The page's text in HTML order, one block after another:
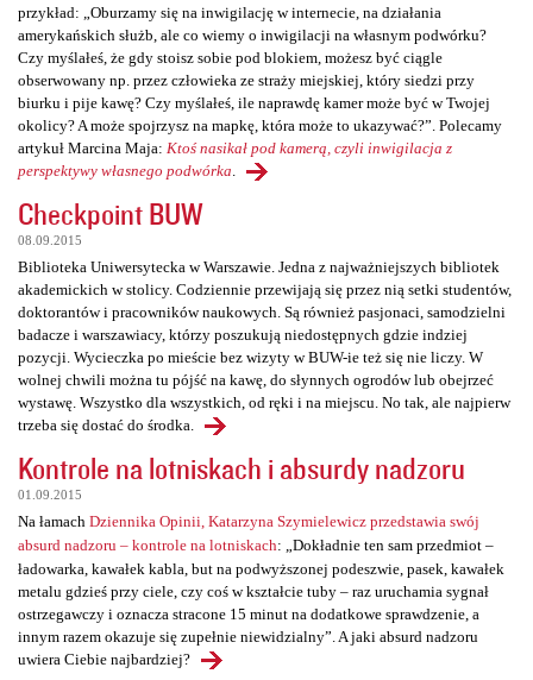
przykład: „Oburzamy się na inwigilację w internecie, na działania
amerykańskich służb, ale co wiemy o inwigilacji na własnym podwórku?
Czy myślałeś, że gdy stoisz sobie pod blokiem, możesz być ciągle
obserwowany np. przez człowieka ze straży miejskiej, który siedzi przy
biurku i pije kawę? Czy myślałeś, ile naprawdę kamer może być w Twojej
okolicy? A może spojrzysz na mapkę, która może to ukazywać?”. Polecamy
artykuł Marcina Maja: Ktoś nasikał pod kamerą, czyli inwigilacja z
perspektywy własnego podwórka
Checkpoint BUW
08.09.2015
Biblioteka Uniwersytecka w Warszawie. Jedna z najważniejszych bibliotek
akademickich w stolicy. Codziennie przewijają się przez nią setki studentów,
doktorantów i pracowników naukowych. Są również pasjonaci, samodzielni
badacze i warszawiacy, którzy poszukują niedostępnych gdzie indziej
pozycji. Wycieczka po mieście bez wizyty w BUW-ie też się nie liczy. W
wolnej chwili można tu pójść na kawę, do słynnych ogrodów lub obejrzeć
wystawę. Wszystko dla wszystkich, od ręki i na miejscu. No tak, ale najpierw
trzeba się dostać do środka.
Kontrole na lotniskach i absurdy nadzoru
01.09.2015
Na łamach Dziennika Opinii, Katarzyna Szymielewicz przedstawia swój
absurd nadzoru – kontrole na lotniskach: „Dokładnie ten sam przedmiot –
ładowarka, kawałek kabla, but na podwyższonej podeszwie, pasek, kawałek
metalu gdzieś przy ciele, czy coś w kształcie tuby – raz uruchamia sygnał
ostrzegawczy i oznacza stracone 15 minut na dodatkowe sprawdzenie, a
innym razem okazuje się zupełnie niewidzialny”. A jaki absurd nadzoru
uwiera Ciebie najbardziej?